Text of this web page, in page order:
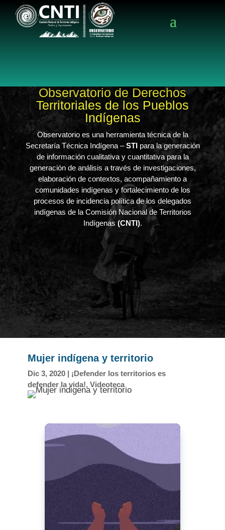
Observatorio de Derechos
Territoriales de los Pueblos
Indígenas
Observatorio es una herramienta técnica de la
Secretaría Técnica Indígena –STIpara la generación
de información cualitativa y cuantitativa para la
generación de análisis a través de investigaciones,
elaboración de contextos, acompañamiento a
comunidades indígenas y fortalecimiento de los
procesos de incidencia política de los delegados
indígenas de la Comisión Nacional de Territorios
Indígenas (CNTI).
Mujer indígena y territorio
Dic 3, 2020| ¡Defender los territorios es
defender la vida!, Videoteca